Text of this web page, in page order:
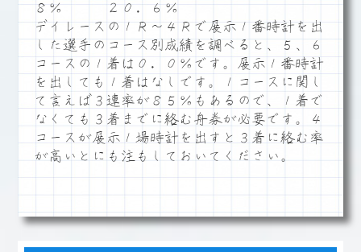
８％ ２０．６％
デイレースの１Ｒ～４Ｒで展示１番時計を出
した選手のコース別成績を調べると、５、６
コースの１着は０．０％です。展示１番時計
を出しても１着はなしです。１コースに関し
て言えば３連率が８５％もあるので、１着で
なくても３着までに絡む舟券が必要です。４
コースが展示１場時計を出すと３着に絡む率
が高いとにも注もしておいてください。